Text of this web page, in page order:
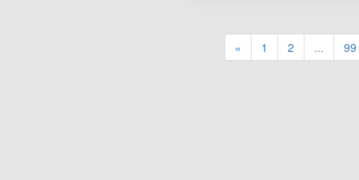
« 1 2 ... 99